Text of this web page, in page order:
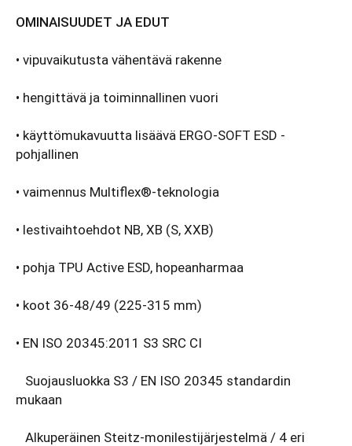
OMINAISUUDET JA EDUT
• vipuvaikutusta vähentävä rakenne
• hengittävä ja toiminnallinen vuori
• käyttömukavuutta lisäävä ERGO-SOFT ESD -
pohjallinen
• vaimennus Multiflex®-teknologia
• lestivaihtoehdot NB, XB (S, XXB)
• pohja TPU Active ESD, hopeanharmaa
• koot 36-48/49 (225-315 mm)
• EN ISO 20345:2011 S3 SRC CI
Suojausluokka S3 / EN ISO 20345 standardin
mukaan
Alkuperäinen Steitz-monilestijärjestelmä / 4 eri